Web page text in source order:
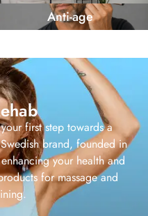
Anti-age
first step towards a
brand, founded in
your health and
for massage and